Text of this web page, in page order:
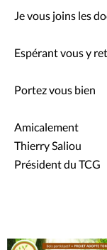
Je vous joins les
Espérant vous y
Portez vous bien
Amicalement
Thierry Saliou
Président du TCG